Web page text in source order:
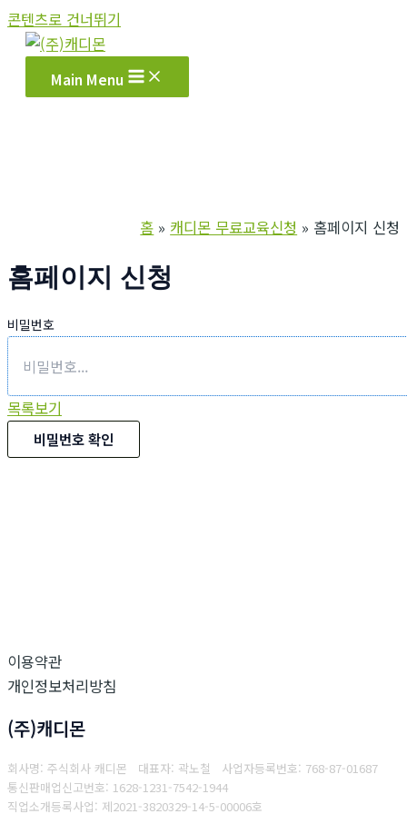
콘텐츠로 건너뛰기
Main Menu
홈 캐디몬 무료교육신청 홈페이지 신청
홈페이지 신청
비밀번호
목록보기
비밀번호 확인
이용약관
개인정보처리방침
(주)캐디몬
회사명: 주식회사 캐디몬 대표자: 곽노철 사업자등록번호: 768-87-01687
통신판매업신고번호: 1628-1231-7542-1944
직업소개등록사업: 제2021-3820329-14-5-00006호